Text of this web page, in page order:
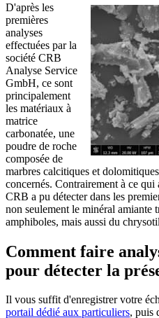
D'après les
premières
analyses
effectuées par la
société CRB
Analyse Service
GmbH, ce sont
principalement
les matériaux à
matrice
carbonatée, une
poudre de roche
composée de
marbres calcitiques et
concernés. Contrairement à ce qui
CRB a pu détecter dans les
non seulement le minéral amiante
amphiboles, mais aussi du
Comment faire
pour détecter la
Il vous suffit d'enregistrer votre
portail dédié aux particuliers, puis